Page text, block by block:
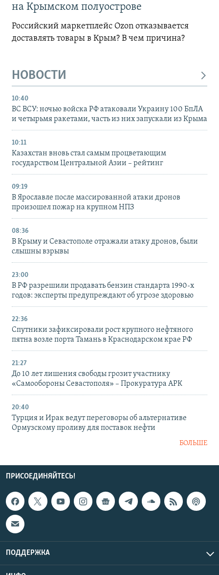
на Крымском полуострове
Российский маркетплейс Ozon отказывается
доставлять товары в Крым? В чем причина?
НОВОСТИ
10:40
ВС ВСУ: ночью войска РФ атаковали Украину 100 БпЛА
и четырьмя ракетами, часть из них запускали из Крыма
10:11
Казахстан вновь стал самым процветающим
государством Центральной Азии – рейтинг
09:19
В Ярославле после массированной атаки дронов
произошел пожар на крупном НПЗ
08:36
В Крыму и Севастополе отражали атаку дронов, были
слышны взрывы
23:00
В РФ разрешили продавать бензин стандарта 1990-х
годов: эксперты предупреждают об угрозе здоровью
22:36
Спутники зафиксировали рост крупного нефтяного
пятна возле порта Тамань в Краснодарском крае РФ
21:27
До 10 лет лишения свободы грозит участнику
«Самообороны Севастополя» – Прокуратура АРК
20:40
Турция и Ирак ведут переговоры об альтернативе
Ормузскому проливу для поставок нефти
БОЛЬШЕ
ПРИСОЕДИНЯЙТЕСЬ!
ПОДДЕРЖКА